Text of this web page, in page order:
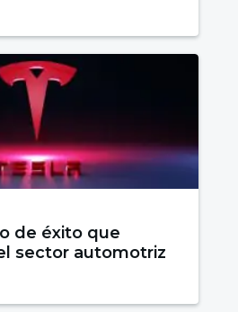
de éxito que
sector automotriz